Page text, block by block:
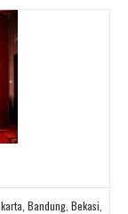
Bandung, Bekasi,